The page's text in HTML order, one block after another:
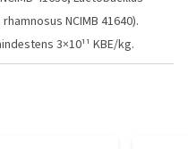
NCIMB 41640).
3×10¹¹ KBE/kg.